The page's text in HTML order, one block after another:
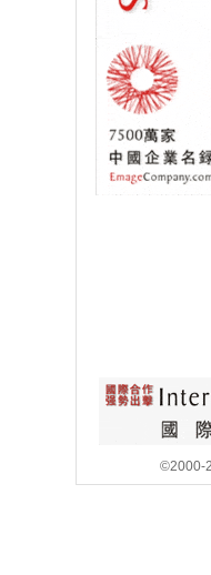
©2000-